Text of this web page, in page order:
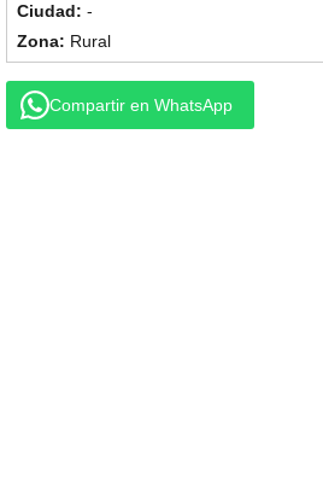
-
Rural
Compartir en WhatsApp